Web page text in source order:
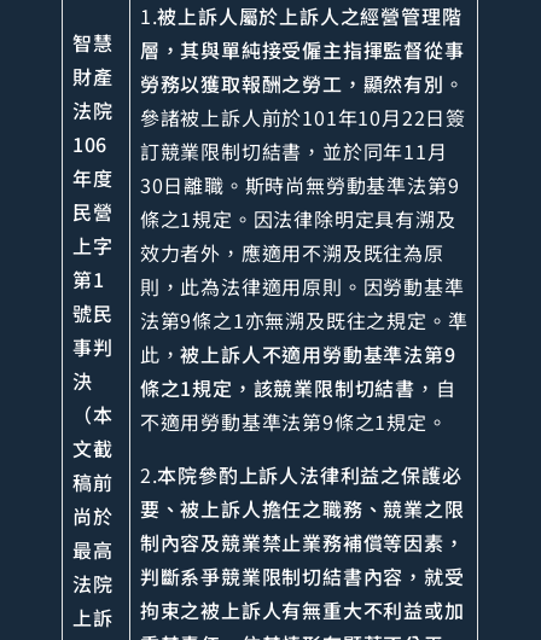
智慧
財產
法院
106
年度
民營
上字
第1
號民
事判
決
（本
文截
稿前
尚於
最高
法院
上訴
1.被上訴人屬於上訴人之經營管理階
層，其與單純接受僱主指揮監督從事
勞務以獲取報酬之勞工，顯然有別 。
參諸被上訴人前於101年10月22日簽
訂競業限制切結書，並於同年11月
30日離職。斯時尚無勞動基準法第9
條之1規定。因法律除明定具有溯及
效力者外，應適用不溯及既往為原
則，此為法律適用原則。因勞動基準
法第9條之1亦無溯及既往之規定。準
此，被上訴人不適用勞動基準法第9
條之1規定，該競業限制切結書 ，自
不適用勞動基準法第9條之1規定。
2.本院參酌上訴人法律利益之保護必
要、被上訴人擔任之職務、競業之限
制內容及競業禁止業務補償等因素，
判斷系爭競業限制切結書內容，就受
拘束之被上訴人有無重大不利益或加